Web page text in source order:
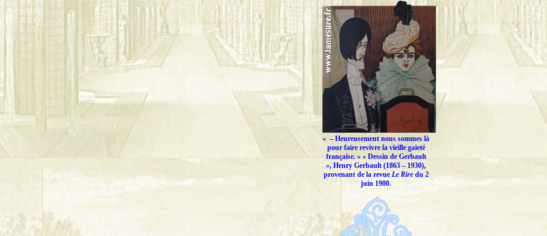
« – Heureusement nous sommes là
pour faire revivre la vieille gaieté
française.» « Dessin de Gerbault
», Henry Gerbault (1863 – 1930),
provenant de la revue Le Riredu 2
juin 1900.